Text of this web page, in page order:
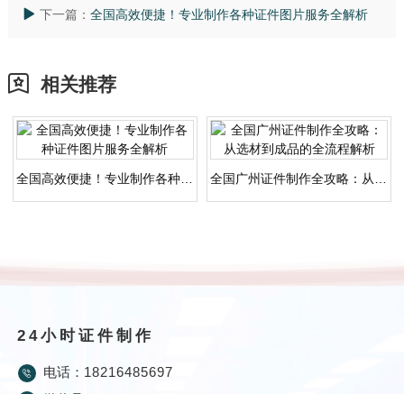
下一篇： 全国高效便捷！专业制作各种证件图片服务全解析
相关推荐
全国高效便捷！专业制作各种证件图片服务全解析
24小时证件制作
电话： 18216485697